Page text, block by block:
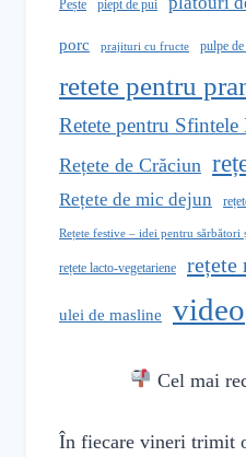
Pește piept de pui
porc prajituri cu fructe pulpe
retete pentru
Retete pentru Sfintele
Rețete de Crăciun
Rețete de mic dejun
Rețete festive – idei pentru sărbători
rețete lacto-vegetariene rețete
ulei de masline video
Cel mai
În fiecare vineri trimit